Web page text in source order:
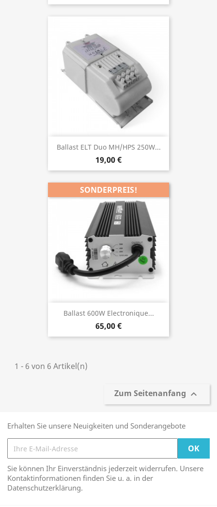
Ballast ELT Duo MH/HPS 250W...
19,00 €
Ballast 600W Electronique...
65,00 €
SONDERPREIS!
1 - 6 von 6 Artikel(n)
Zum Seitenanfang 
Erhalten Sie unsere Neuigkeiten und Sonderangebote
Sie können Ihr Einverständnis jederzeit widerrufen. Unsere
Kontaktinformationen finden Sie u. a. in der
Datenschutzerklärung.